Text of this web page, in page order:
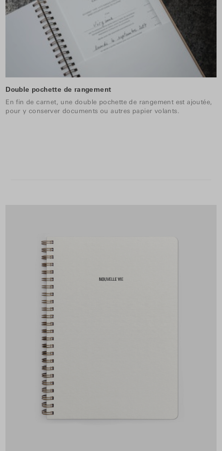
Double pochette de rangement
En fin de carnet, une double pochette de rangement est ajoutée,
pour y conserver documents ou autres papier volants.